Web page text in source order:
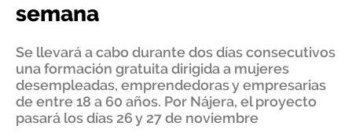
semana
Se llevará a cabo durante dos días consecutivos
una formación gratuita dirigida a mujeres
desempleadas, emprendedoras y empresarias
de entre 18 a 60 años. Por Nájera, el proyecto
pasará los días 26 y 27 de noviembre